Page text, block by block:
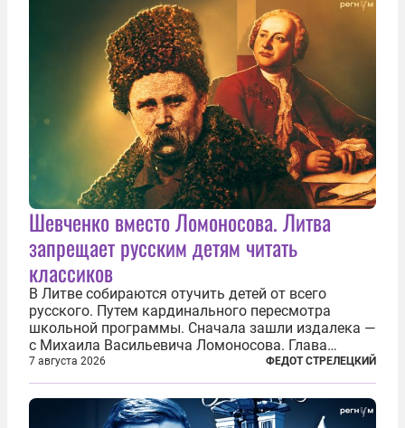
Шевченко вместо Ломоносова. Литва
запрещает русским детям читать
классиков
В Литве собираются отучить детей от всего
русского. Путем кардинального пересмотра
школьной программы. Сначала зашли издалека —
с Михаила Васильевича Ломоносова. Глава
правительства Литвы Миндаугас Синкявичюс
предложил исключить его тексты из программ
общего образования. Мотивировал он это тем,
7 августа 2026 ФЕДОТ СТРЕЛЕЦКИЙ